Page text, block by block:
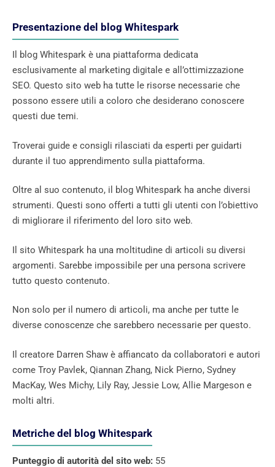
Presentazione del blog Whitespark
Il blog Whitespark è una piattaforma dedicata
esclusivamente al marketing digitale e all’ottimizzazione
SEO. Questo sito web ha tutte le risorse necessarie che
possono essere utili a coloro che desiderano conoscere
questi due temi.
Troverai guide e consigli rilasciati da esperti per guidarti
durante il tuo apprendimento sulla piattaforma.
Oltre al suo contenuto, il blog Whitespark ha anche diversi
strumenti. Questi sono offerti a tutti gli utenti con l’obiettivo
di migliorare il riferimento del loro sito web.
Il sito Whitespark ha una moltitudine di articoli su diversi
argomenti. Sarebbe impossibile per una persona scrivere
tutto questo contenuto.
Non solo per il numero di articoli, ma anche per tutte le
diverse conoscenze che sarebbero necessarie per questo.
Il creatore Darren Shaw è affiancato da collaboratori e autori
come Troy Pavlek, Qiannan Zhang, Nick Pierno, Sydney
MacKay, Wes Michy, Lily Ray, Jessie Low, Allie Margeson e
molti altri.
Metriche del blog Whitespark
Punteggio di autorità del sito web: 55